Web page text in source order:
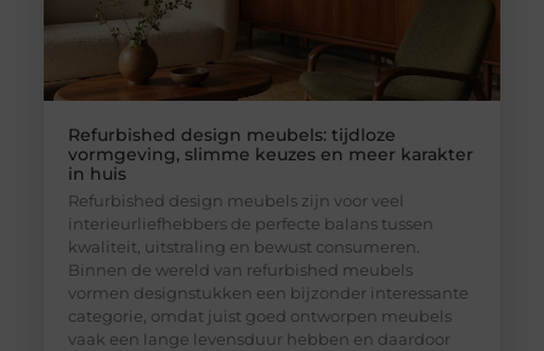
Refurbished design meubels: tijdloze
vormgeving, slimme keuzes en meer karakter
in huis
Refurbished design meubels zijn voor veel
interieurliefhebbers de perfecte balans tussen
kwaliteit, uitstraling en bewust consumeren.
Binnen de wereld van refurbished meubels
vormen designstukken een bijzonder interessante
categorie, omdat juist goed ontworpen meubels
vaak een lange levensduur hebben en daardoor